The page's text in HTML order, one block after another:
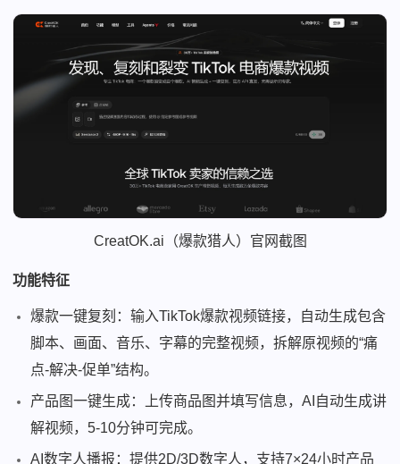
CreatOK.ai（爆款猎人）官网截图
功能特征
爆款一键复刻：输入TikTok爆款视频链接，自动生成包含
脚本、画面、音乐、字幕的完整视频，拆解原视频的“痛
点-解决-促单”结构。
产品图一键生成：上传商品图并填写信息，AI自动生成讲
解视频，5-10分钟可完成。
AI数字人播报：提供2D/3D数字人，支持7×24小时产品